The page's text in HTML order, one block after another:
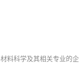
科学及其相关专业的